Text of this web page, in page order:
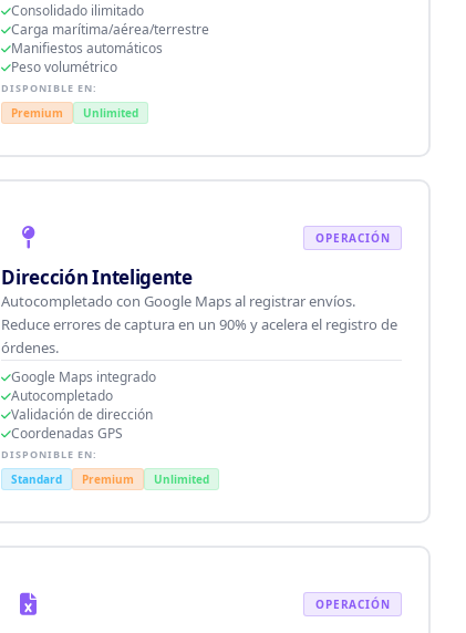
Consolidado ilimitado
Carga marítima/aérea/terrestre
Manifiestos automáticos
Peso volumétrico
DISPONIBLE EN:
Premium Unlimited
OPERACIÓN
Dirección Inteligente
Autocompletado con Google Maps al registrar envíos.
Reduce errores de captura en un 90% y acelera el registro de
órdenes.
Google Maps integrado
Autocompletado
Validación de dirección
Coordenadas GPS
DISPONIBLE EN:
Standard Premium Unlimited
OPERACIÓN